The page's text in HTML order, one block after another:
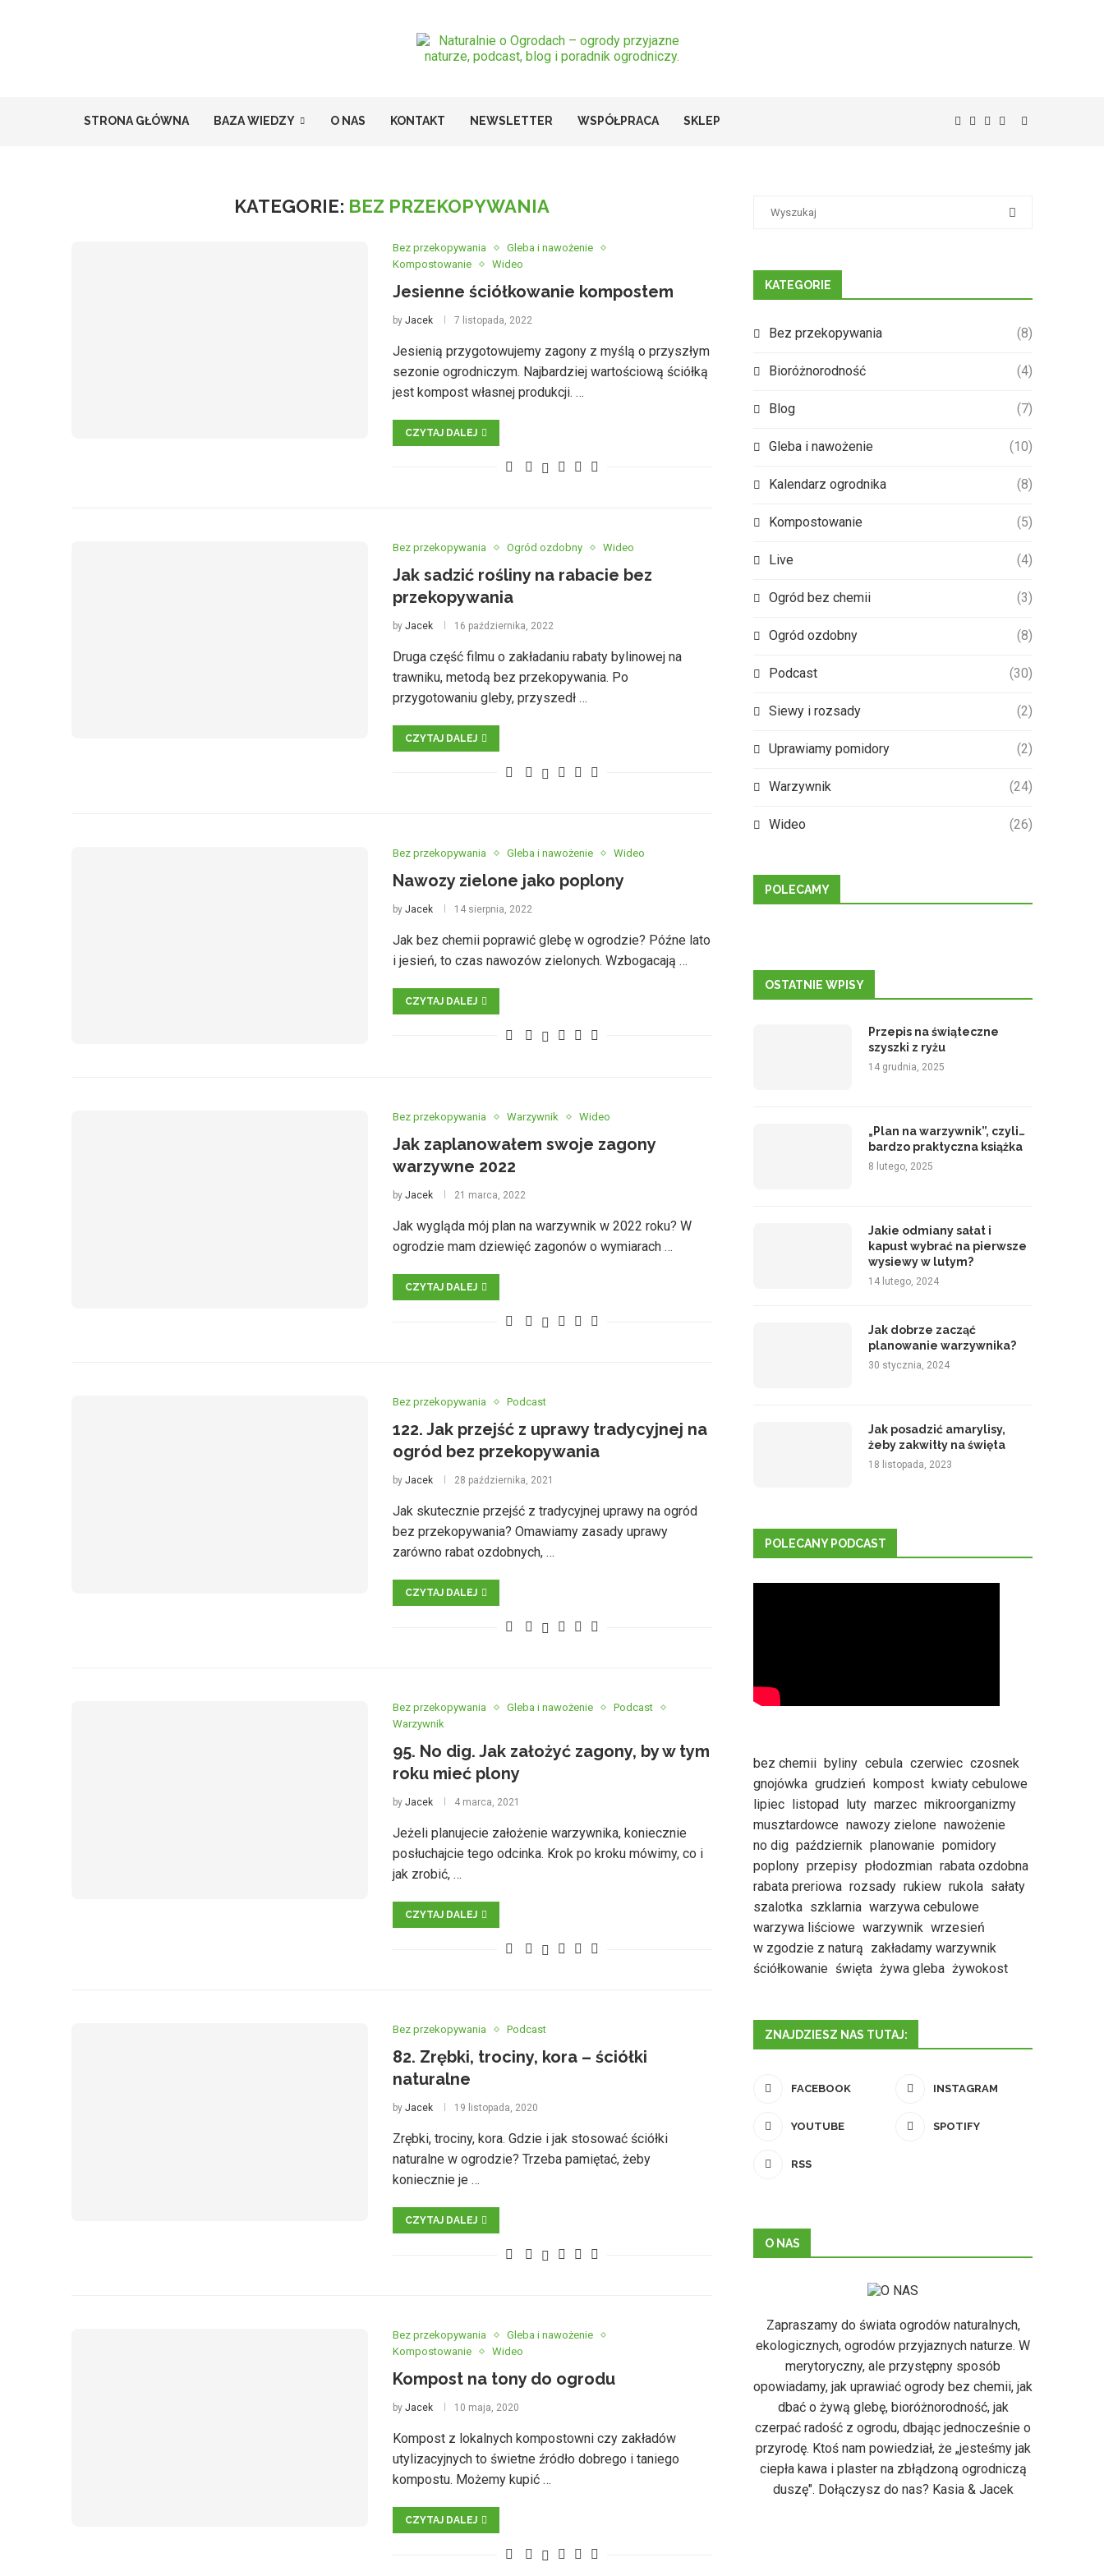
STRONA GŁÓWNA BAZA WIEDZY O NAS KONTAKT NEWSLETTER WSPÓŁPRACA SKLEP
KATEGORIE: BEZ PRZEKOPYWANIA
Bez przekopywania
Gleba i nawożenie
Kompostowanie
Wideo
Jesienne ściółkowanie kompostem
by Jacek 7 listopada, 2022
Jesienią przygotowujemy zagony z myślą o przyszłym
sezonie ogrodniczym. Najbardziej wartościową ściółką
jest kompost własnej produkcji. …
CZYTAJ DALEJ
Bez przekopywania Ogród ozdobny Wideo
Jak sadzić rośliny na rabacie bez
przekopywania
by Jacek 16 października, 2022
Druga część filmu o zakładaniu rabaty bylinowej na
trawniku, metodą bez przekopywania. Po
przygotowaniu gleby, przyszedł …
CZYTAJ DALEJ
Bez przekopywania Gleba i nawożenie Wideo
Nawozy zielone jako poplony
by Jacek 14 sierpnia, 2022
Jak bez chemii poprawić glebę w ogrodzie? Późne lato
i jesień, to czas nawozów zielonych. Wzbogacają …
CZYTAJ DALEJ
Bez przekopywania Warzywnik Wideo
Jak zaplanowałem swoje zagony
warzywne 2022
by Jacek 21 marca, 2022
Jak wygląda mój plan na warzywnik w 2022 roku? W
ogrodzie mam dziewięć zagonów o wymiarach …
CZYTAJ DALEJ
Bez przekopywania Podcast
122. Jak przejść z uprawy tradycyjnej na
ogród bez przekopywania
by Jacek 28 października, 2021
Jak skutecznie przejść z tradycyjnej uprawy na ogród
bez przekopywania? Omawiamy zasady uprawy
zarówno rabat ozdobnych, …
CZYTAJ DALEJ
Bez przekopywania Gleba i nawożenie
Podcast
Warzywnik
95. No dig. Jak założyć zagony, by w tym
roku mieć plony
by Jacek 4 marca, 2021
Jeżeli planujecie założenie warzywnika, koniecznie
posłuchajcie tego odcinka. Krok po kroku mówimy, co i
jak zrobić, …
CZYTAJ DALEJ
Bez przekopywania Podcast
82. Zrębki, trociny, kora – ściółki
naturalne
by Jacek 19 listopada, 2020
Zrębki, trociny, kora. Gdzie i jak stosować ściółki
naturalne w ogrodzie? Trzeba pamiętać, żeby
koniecznie je …
CZYTAJ DALEJ
Bez przekopywania
Gleba i nawożenie
Kompostowanie
Wideo
Kompost na tony do ogrodu
by Jacek 10 maja, 2020
Kompost z lokalnych kompostowni czy zakładów
utylizacyjnych to świetne źródło dobrego i taniego
kompostu. Możemy kupić …
CZYTAJ DALEJ
KATEGORIE
Bez przekopywania (8)
Bioróżnorodność (4)
Blog (7)
Gleba i nawożenie (10)
Kalendarz ogrodnika (8)
Kompostowanie (5)
Live (4)
Ogród bez chemii (3)
Ogród ozdobny (8)
Podcast (30)
Siewy i rozsady (2)
Uprawiamy pomidory (2)
Warzywnik (24)
Wideo (26)
POLECAMY
OSTATNIE WPISY
Przepis na świąteczne
szyszki z ryżu
14 grudnia, 2025
„Plan na warzywnik”, czyli…
bardzo praktyczna książka
8 lutego, 2025
Jakie odmiany sałat i
kapust wybrać na pierwsze
wysiewy w lutym?
14 lutego, 2024
Jak dobrze zacząć
planowanie warzywnika?
30 stycznia, 2024
Jak posadzić amarylisy,
żeby zakwitły na święta
18 listopada, 2023
POLECANY PODCAST
bez chemii byliny cebula czerwiec czosnek
gnojówka grudzień kompost kwiaty cebulowe
lipiec listopad luty marzec mikroorganizmy
musztardowce nawozy zielone nawożenie
no dig październik planowanie pomidory
poplony przepisy płodozmian rabata ozdobna
rabata preriowa rozsady rukiew rukola sałaty
szalotka szklarnia warzywa cebulowe
warzywa liściowe warzywnik wrzesień
w zgodzie z naturą zakładamy warzywnik
ściółkowanie święta żywa gleba żywokost
ZNAJDZIESZ NAS TUTAJ:
FACEBOOK INSTAGRAM
YOUTUBE SPOTIFY
RSS
O NAS
Zapraszamy do świata ogrodów naturalnych,
ekologicznych, ogrodów przyjaznych naturze. W
merytoryczny, ale przystępny sposób
opowiadamy, jak uprawiać ogrody bez chemii, jak
dbać o żywą glebę, bioróżnorodność, jak
czerpać radość z ogrodu, dbając jednocześnie o
przyrodę. Ktoś nam powiedział, że „jesteśmy jak
ciepła kawa i plaster na zbłądzoną ogrodniczą
duszę". Dołączysz do nas? Kasia & Jacek